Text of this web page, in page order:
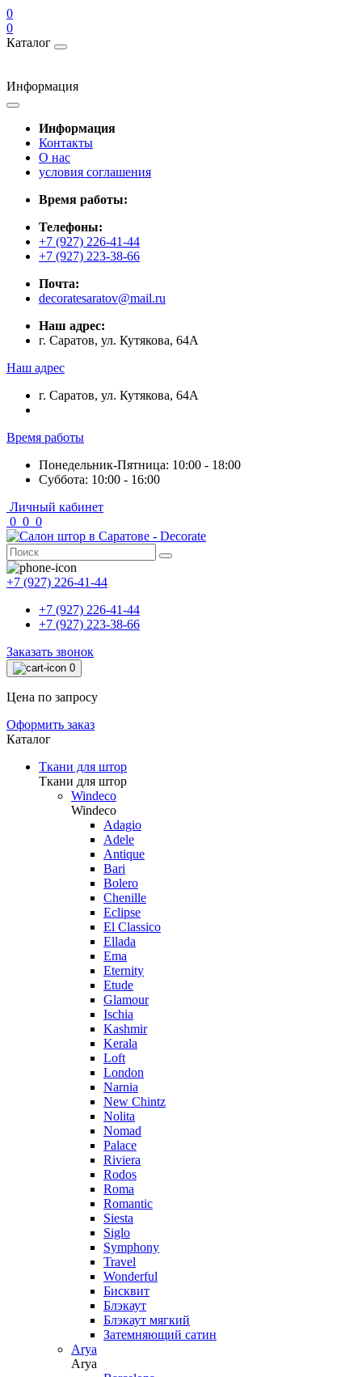
0
0
Каталог
Информация
Информация
Контакты
О нас
условия соглашения
Время работы:
Телефоны:
+7 (927) 226-41-44
+7 (927) 223-38-66
Почта:
decoratesaratov@mail.ru
Наш адрес:
г. Саратов, ул. Кутякова, 64А
Наш адрес
г. Саратов, ул. Кутякова, 64А
Время работы
Понедельник-Пятница: 10:00 - 18:00
Суббота: 10:00 - 16:00
Личный кабинет
0 0 0
+7 (927) 226-41-44
+7 (927) 226-41-44
+7 (927) 223-38-66
Заказать звонок
0
Цена по запросу
Оформить заказ
Каталог
Ткани для штор
Ткани для штор
Windeco
Windeco
Adagio
Adele
Antique
Bari
Bolero
Chenille
Eclipse
El Classico
Ellada
Ema
Eternity
Etude
Glamour
Ischia
Kashmir
Kerala
Loft
London
Narnia
New Chintz
Nolita
Nomad
Palace
Riviera
Rodos
Roma
Romantic
Siesta
Siglo
Symphony
Travel
Wonderful
Бисквит
Блэкаут
Блэкаут мягкий
Затемняющий сатин
Arya
Arya